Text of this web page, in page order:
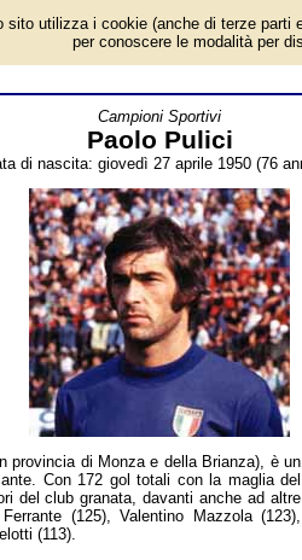
- età - Almanacco
qual è la data di nascita, età, dove è
biografia. Voce dell'Almanacco.
Campioni Sportivi
Paolo Pulici
di nascita: giovedì 27 aprile 1950 (76
provincia di Monza e della Brianza), è un
Con 172 gol totali con la maglia del
del club granata, davanti anche ad altre
(125), Valentino Mazzola (123),
(113).
sito utilizza i cookie (anche di terze parti
per conoscere le modalità per